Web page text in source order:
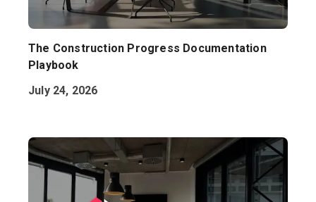
The Construction Progress Documentation
Playbook
July 24, 2026